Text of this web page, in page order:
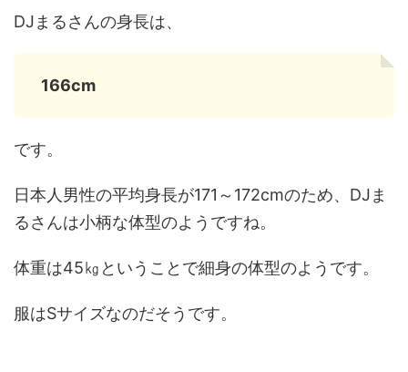
DJまるさんの身長は、
166cm
です。
日本人男性の平均身長が171～172cmのため、DJま
るさんは小柄な体型のようですね。
体重は45㎏ということで細身の体型のようです。
服はSサイズなのだそうです。